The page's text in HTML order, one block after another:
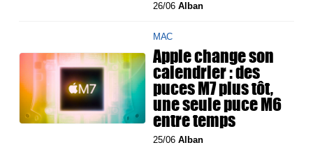
26/06Alban
MAC
Apple change son
calendrier : des
puces M7 plus tôt,
une seule puce M6
entre temps
25/06Alban